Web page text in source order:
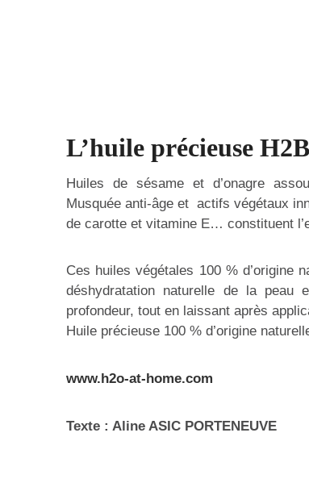
L’huile précieuse
Huiles de sésame et d’onagre
Musquée anti-âge et actifs végétaux
de carotte et vitamine E… constituent
Ces huiles végétales 100 % d’origine
déshydratation naturelle de la peau
profondeur, tout en laissant après
Huile précieuse 100 % d’origine
www.h2o-at-home.com
Texte : Aline ASIC PORTENEUVE